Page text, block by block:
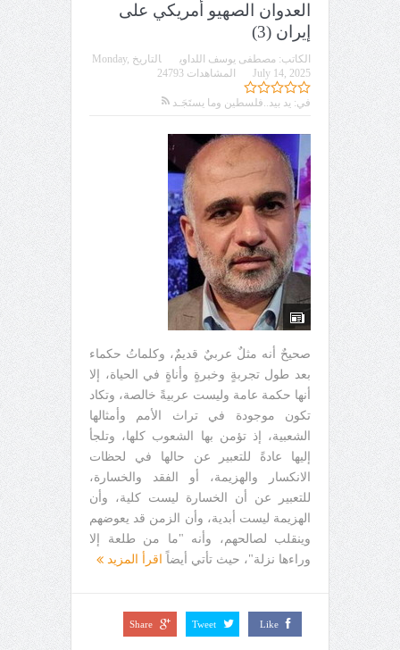
العدوان الصهيو أمريكي على
إيران (3)
الكاتب: مصطفى يوسف اللداوي التاريخ Monday,
July 14, 2025
في: يد بيد..فلسطين وما يستَجَـد
المشاهدات 24793
صحيحٌ أنه مثلٌ عربيٌ قديمٌ، وكلماتُ حكماء
بعد طول تجربةٍ وخبرةٍ وأناةٍ في الحياة، إلا
أنها حكمة عامة وليست عربيةً خالصة، وتكاد
تكون موجودة في تراث الأمم وأمثالها
الشعبية، إذ تؤمن بها الشعوب كلها، وتلجأ
إليها عادةً للتعبير عن حالها في لحظات
الانكسار والهزيمة، أو الفقد والخسارة،
للتعبير عن أن الخسارة ليست كلية، وأن
الهزيمة ليست أبدية، وأن الزمن قد يعوضهم
وينقلب لصالحهم، وأنه "ما من طلعة إلا
وراءها نزلة"، حيث تأتي أيضاً
اقرأ المزيد
Like
Tweet
Share